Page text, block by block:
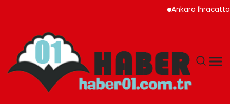
Ankara İhracatta Rekor